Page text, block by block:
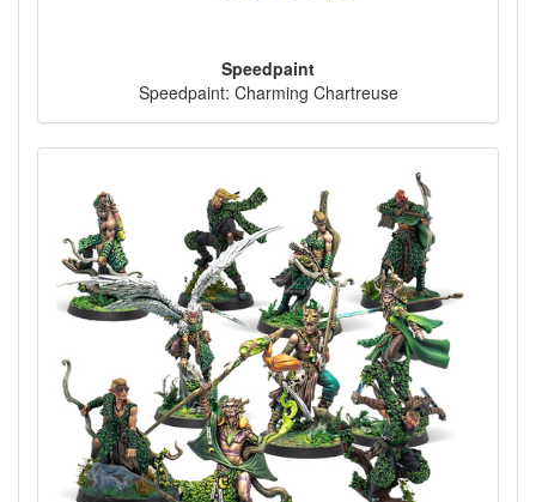
Speedpaint
Speedpaint: Charming Chartreuse